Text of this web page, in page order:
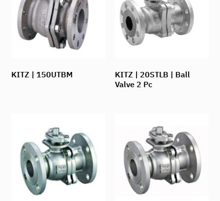
KITZ | 150UTBM KITZ | 20STLB | Ball
Valve 2 Pc